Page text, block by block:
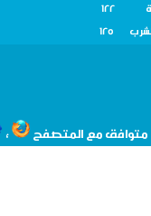
125
مع المتصفح ،